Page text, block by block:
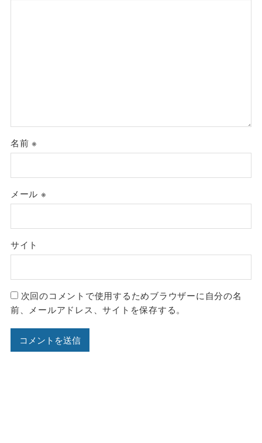
名前※
メール ※
サイト
次回のコメントで使用するためブラウザーに自分の名
前、メールアドレス、サイトを保存する。